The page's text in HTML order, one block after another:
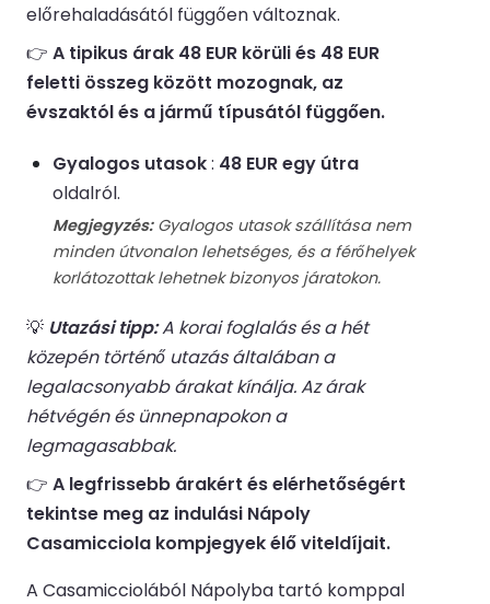
előrehaladásától függően változnak.
👉 A tipikus árak 48 EUR körüli és 48 EUR
feletti összeg között mozognak, az
évszaktól és a jármű típusától függően.
Gyalogos utasok: 48 EUR egy útra
oldalról.
Megjegyzés:Gyalogos utasok szállítása nem
minden útvonalon lehetséges, és a férőhelyek
korlátozottak lehetnek bizonyos járatokon.
💡 Utazási tipp:A korai foglalás és a hét
közepén történő utazás általában a
legalacsonyabb árakat kínálja. Az árak
hétvégén és ünnepnapokon a
legmagasabbak.
👉 A legfrissebb árakért és elérhetőségért
tekintse meg az indulási Nápoly
Casamicciola kompjegyek élő viteldíjait.
A Casamicciolából Nápolyba tartó komppal